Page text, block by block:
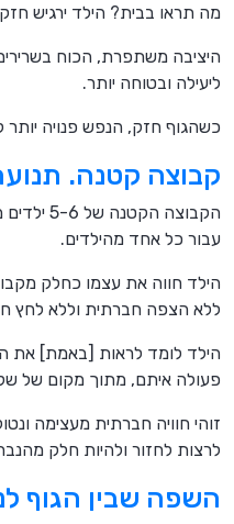
מה תראו בבית? הילד ירגיש חזק
היציבה משתפרת, הכוח
ליעילה ובטוחה יותר.
כשהגוף חזק, הנפש פנויה
קבוצה קטנה.
הקבוצה
עבור כל אחד מהילדים.
הילד חווה את עצמו כחלק
ללא הצפה חברתית וללא לחץ
הילד לומד לראות [באמת] את
פעולה איתם, מתוך מקום של
זוהי חוויה חברתית מעצימה
לרצות לחזור ולהיות חלק
השפה שבין הגוף